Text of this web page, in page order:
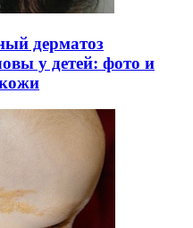
дерматоз
у детей: фото и